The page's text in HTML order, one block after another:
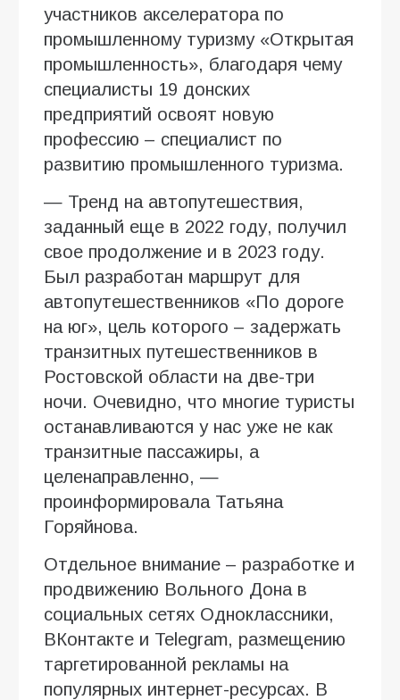
участников акселератора по
промышленному туризму «Открытая
промышленность», благодаря чему
специалисты 19 донских
предприятий освоят новую
профессию – специалист по
развитию промышленного туризма.
— Тренд на автопутешествия,
заданный еще в 2022 году, получил
свое продолжение и в 2023 году.
Был разработан маршрут для
автопутешественников «По дороге
на юг», цель которого – задержать
транзитных путешественников в
Ростовской области на две-три
ночи. Очевидно, что многие туристы
останавливаются у нас уже не как
транзитные пассажиры, а
целенаправленно, —
проинформировала Татьяна
Горяйнова.
Отдельное внимание – разработке и
продвижению Вольного Дона в
социальных сетях Одноклассники,
ВКонтакте и Telegram, размещению
таргетированной рекламы на
популярных интернет-ресурсах. В